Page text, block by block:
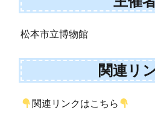
松本市立博物館
関連リ
関連リンクはこちら